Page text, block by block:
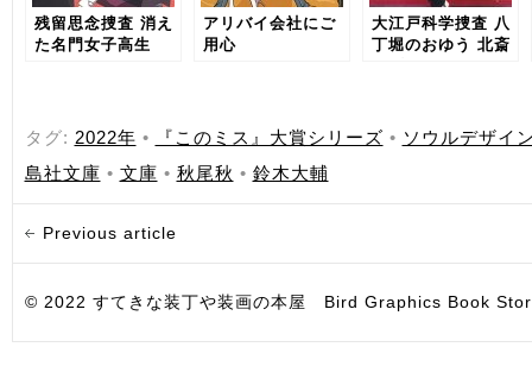
残留思念捜査 消え
た名門女子高生
アリバイ会社にご
用心
大江戸科学捜査 八
丁堀のおゆう 北斎
タグ: 2022年 • 『このミス』大賞シリーズ • ソウルデザイ
島社文庫 • 文庫 • 秋尾秋 • 鈴木大輔
Previous article
© 2022 すてきな装丁や装画の本屋 Bird Graphics Book